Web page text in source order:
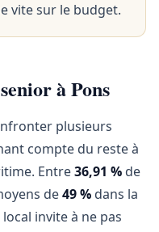
vite sur le budget.
à Pons
plusieurs
compte du reste à
Entre36,91 % de
de49 % dans la
invite à ne pas